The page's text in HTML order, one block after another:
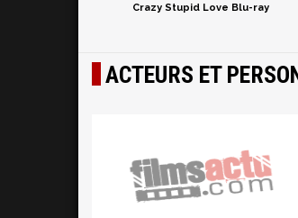
Crazy Stupid Love Blu-ray
ACTEURS ET